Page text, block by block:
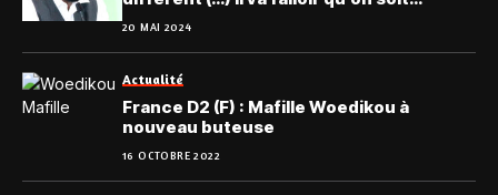
honnête »
20 MAI 2024
Actualité
France D2 (F) : Mafille Woedikou à
nouveau buteuse
16 OCTOBRE 2022